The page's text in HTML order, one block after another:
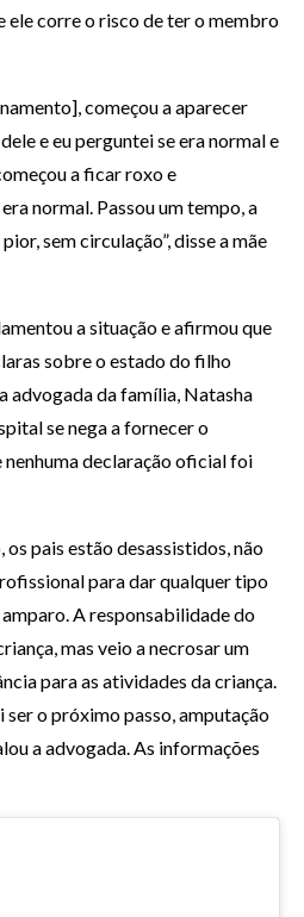
ele corre o risco de ter o membro
começou a aparecer
e eu perguntei se era normal e
a ficar roxo e
normal. Passou um tempo, a
sem circulação”, disse a mãe
a situação e afirmou que
sobre o estado do filho
advogada da família, Natasha
se nega a fornecer o
declaração oficial foi
pais estão desassistidos, não
para dar qualquer tipo
A responsabilidade do
mas veio a necrosar um
para as atividades da criança.
ser o próximo passo, amputação
a advogada. As informações